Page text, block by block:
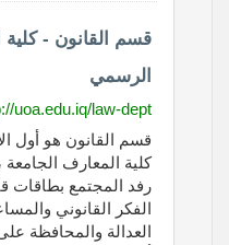
قسم القانون - كلية
الرسمي
uoa.edu.iq/law-dept
قسم القانون هو أول
كلية المعارف
رفد المجتمع بطاقات
الفكر القانوني
العدالة والمحافظة